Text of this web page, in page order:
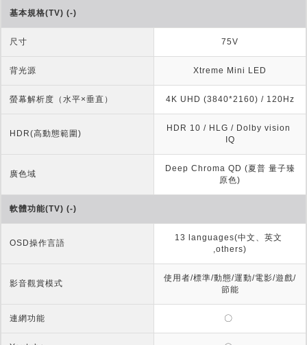
基本規格(TV) (-)
尺寸 75V
背光源 Xtreme Mini LED
螢幕解析度（水平×垂直） 4K UHD (3840*2160) / 120Hz
HDR(高動態範圍)
HDR 10 / HLG / Dolby vision
IQ
廣色域
Deep Chroma QD (夏普 量子臻
原色)
軟體功能(TV) (-)
OSD操作言語
13 languages(中文、英文
,others)
影音觀賞模式
使用者/標準/動態/運動/電影/遊戲/
節能
連網功能 〇